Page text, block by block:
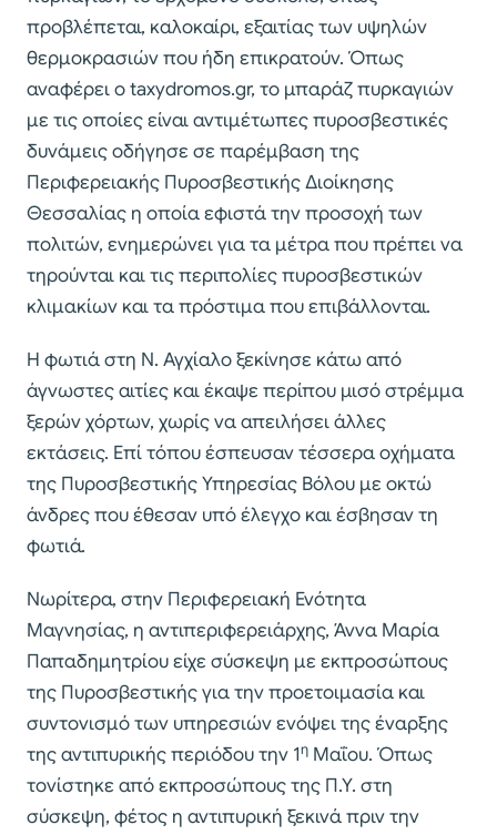
προβλέπεται, καλοκαίρι, εξαιτίας των υψηλών
θερμοκρασιών που ήδη επικρατούν. Όπως
αναφέρει ο taxydromos.gr, το μπαράζ πυρκαγιών
με τις οποίες είναι αντιμέτωπες πυροσβεστικές
δυνάμεις οδήγησε σε παρέμβαση της
Περιφερειακής Πυροσβεστικής Διοίκησης
Θεσσαλίας η οποία εφιστά την προσοχή των
πολιτών, ενημερώνει για τα μέτρα που πρέπει να
τηρούνται και τις περιπολίες πυροσβεστικών
κλιμακίων και τα πρόστιμα που επιβάλλονται.
Η φωτιά στη Ν. Αγχίαλο ξεκίνησε κάτω από
άγνωστες αιτίες και έκαψε περίπου μισό στρέμμα
ξερών χόρτων, χωρίς να απειλήσει άλλες
εκτάσεις. Επί τόπου έσπευσαν τέσσερα οχήματα
της Πυροσβεστικής Υπηρεσίας Βόλου με οκτώ
άνδρες που έθεσαν υπό έλεγχο και έσβησαν τη
φωτιά.
Νωρίτερα, στην Περιφερειακή Ενότητα
Μαγνησίας, η αντιπεριφερειάρχης, Άννα Μαρία
Παπαδημητρίου είχε σύσκεψη με εκπροσώπους
της Πυροσβεστικής για την προετοιμασία και
συντονισμό των υπηρεσιών ενόψει της έναρξης
της αντιπυρικής περιόδου την 1η Μαΐου. Όπως
τονίστηκε από εκπροσώπους της Π.Υ. στη
σύσκεψη, φέτος η αντιπυρική ξεκινά πριν την